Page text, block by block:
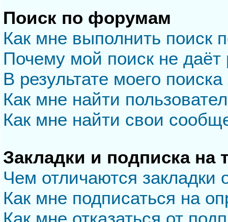
Поиск по форумам
Как мне выполнить
Почему мой поиск не даёт
В результате моего
Как мне найти
Как мне найти свои
Закладки и подписка на
Чем отличаются закладки
Как мне подписаться на